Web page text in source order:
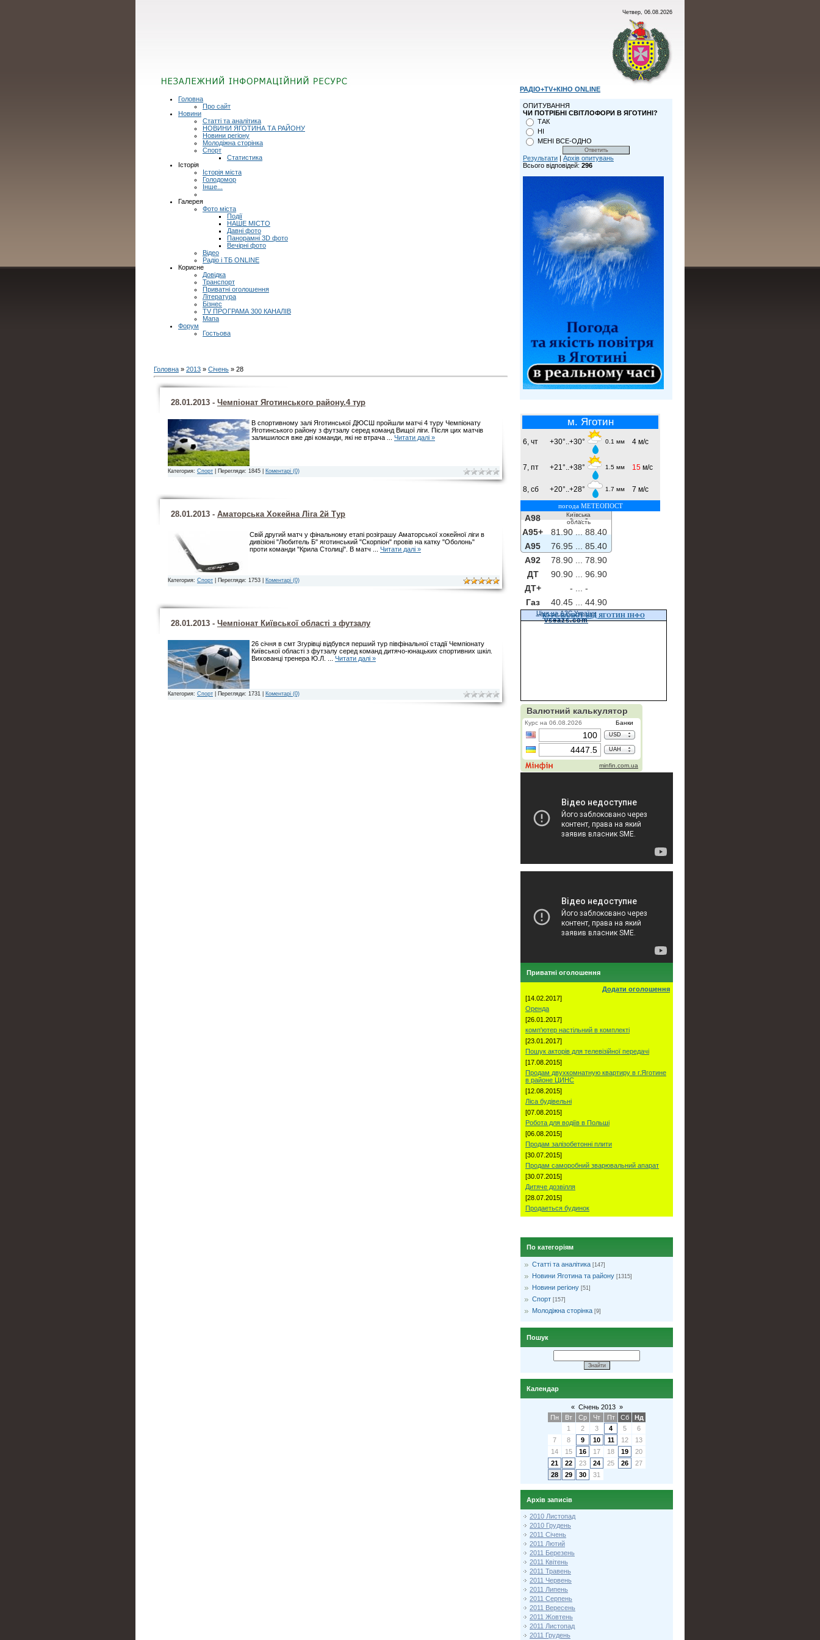
Четвер, 06.08.2026
Головна
Про сайт
Новини
Статті та аналітика
НОВИНИ ЯГОТИНА ТА РАЙОНУ
Новини регіону
Молодіжна сторінка
Спорт
Статистика
Історія
Історія міста
Голодомор
Інше...
Галерея
Фото міста
Події
НАШЕ МІСТО
Давні фото
Панорамні 3D фото
Вечірні фото
Відео
Радіо і ТБ ONLINE
Корисне
Довідка
Транспорт
Приватні оголошення
Література
Бізнес
TV ПРОГРАМА 300 КАНАЛІВ
Мапа
Форум
Гостьова
Головна » 2013 » Січень » 28
28.01.2013 - Чемпіонат Яготинського району.4 тур
В спортивному залі Яготинської ДЮСШ пройшли матчі 4 туру Чемпіонату
Яготинського району з футзалу серед команд Вищої ліги. Після цих матчів
залишилося вже дві команди, які не втрача
Читати далі »
Категория: Спорт | Перегляди: 1845 | Коментарі (0)
28.01.2013 - Аматорська Хокейна Ліга 2й Тур
Свій другий матч у фінальному етапі розіграшу Аматорської хокейної ліги в
дивізіоні "Любитель Б" яготинський "Скорпіон" провів на катку "Оболонь"
проти команди "Крила Столиці". В матч
Читати далі »
Категория: Спорт | Перегляди: 1753 | Коментарі (0)
28.01.2013 - Чемпіонат Київської області з футзалу
26 січня в смт Згурівці відбувся перший тур півфінальної стадії Чемпіонату
Київської області з футзалу серед команд дитячо-юнацьких спортивних шкіл.
Вихованці тренера Ю.Л.
Читати далі »
Категория: Спорт | Перегляди: 1731 | Коментарі (0)
РАДІО+TV+КІНО ONLINE
ОПИТУВАННЯ
ЧИ ПОТРІБНІ СВІТЛОФОРИ В ЯГОТИНІ?
ТАК
НІ
МЕНІ ВСЕ-ОДНО
Результати | Архів опитувань
Всього відповідей: 296
м. Яготин
6, чт +30°..+30° 0.1 мм 4 м/с
7, пт +21°..+38° 1.5 мм 15 м/с
8, сб +20°..+28° 1.7 мм 7 м/с
погода МЕТЕОПОСТ
Київська
область
A98 - ...-
A95+
81.90 ...
88.40
A95
76.95 ...
85.40
A92
78.90 ...
78.90
ДТ
90.90 ...
96.90
ДТ+
- ...
-
Газ
40.45 ... 44.90
Ціни на АЗС України
vseazs.com
КУРС ВАЛЮТ ВІД ЯГОТИН ІНФО
Приватні оголошення
Додати оголошення
[14.02.2017]
Оренда
[26.01.2017]
комп'ютер настільний в комплекті
[23.01.2017]
Пошук акторів для телевізійної передачі
[17.08.2015]
Продам двухкомнатную квартиру в г.Яготине
в районе ЦИНС
[12.08.2015]
Ліса будівельні
[07.08.2015]
Робота для водіїв в Польші
[06.08.2015]
Продам залізобетонні плити
[30.07.2015]
Продам саморобний зварювальний апарат
[30.07.2015]
Дитяче дозвілля
[28.07.2015]
Продаеться будинок
По категоріям
Статті та аналітика [147]
Новини Яготина та району [1315]
Новини регіону [51]
Спорт [157]
Молодіжна сторінка [9]
Пошук
Календар
« Січень 2013 »
Пн
Вт Ср Чт Пт Сб
Нд
1
2 3 4 5
6
7
8 9 10 11 12
13
14
15 16 17 18 19
20
21
22 23 24 25 26
27
28
29 30 31
Архів записів
2010 Листопад
2010 Грудень
2011 Січень
2011 Лютий
2011 Березень
2011 Квітень
2011 Травень
2011 Червень
2011 Липень
2011 Серпень
2011 Вересень
2011 Жовтень
2011 Листопад
2011 Грудень